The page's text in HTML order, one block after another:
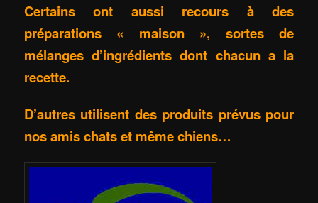
Certains ont aussi recours à des
préparations « maison », sortes de
mélanges d’ingrédients dont chacun a la
recette.
D’autres utilisent des produits prévus pour
nos amis chats et même chiens…